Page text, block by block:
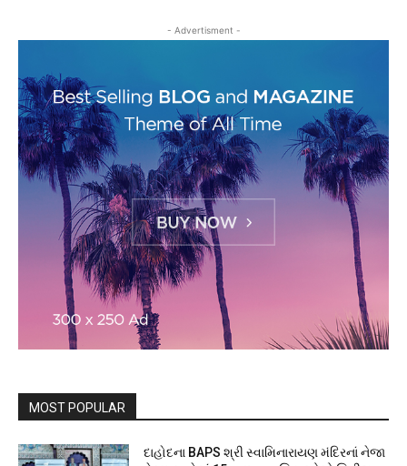
- Advertisment -
MOST POPULAR
દાહોદના BAPS શ્રી સ્વામિનારાયણ મંદિરનાં નેજા